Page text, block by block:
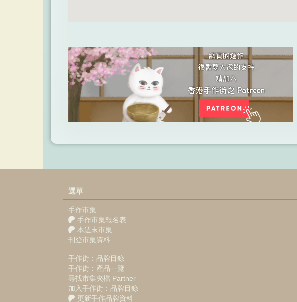
選單
手作市集
手作市集報名表
本週末市集
刊登市集資料
手作街：品牌目錄
手作街：產品一覽
尋找市集夾檔 Partner
加入手作街：品牌目錄
更新手作品牌資料